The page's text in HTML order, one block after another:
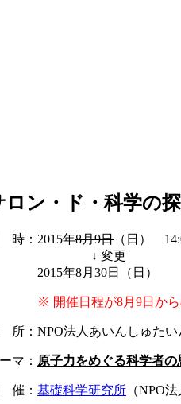
ロン・ド・科学の
時：2015年8月9日 （日）
変更
年8月30日（日）
※ 開催日程が8月9日か
所：NPO法人あいんしゅたい
マ： 原子力をめぐる科学者の
催： 基礎科学研究所 （NPO